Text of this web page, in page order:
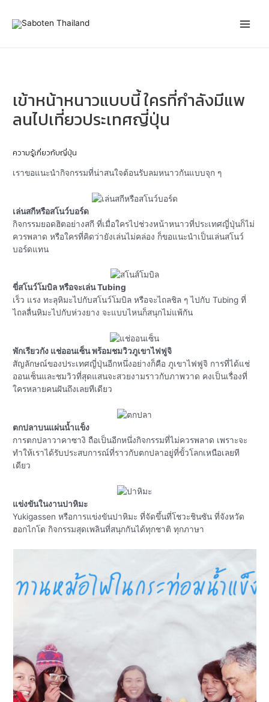
content
เข้าหน้าหนาวแบบนี้ ใครที่กำลังมีแพ
ลนไปเที่ยวประเทศญี่ปุ่น
ความรู้เกี่ยวกับญี่ปุ่น
เราขอแนะนำกิจกรรมที่น่าสนใจต้อนรับลมหนาวกันแบบจุก ๆ
เล่นสกีหรือสโนว์บอร์ด
กิจกรรมยอดฮิตอย่างสกี ที่เมื่อใครไปช่วงหน้าหนาวที่ประเทศญี่ปุ่นก็ไม่
ควรพลาด หรือใครที่คิดว่ายังเล่นไม่คล่อง ก็ขอแนะนำเป็นเล่นสโนว์
บอร์ดแทน
ขี่สโนว์โมบิล หรือจะเล่น Tubing
เร็ว แรง ทะลุหิมะไปกับสโนว์โมบิล หรือจะไถลชิล ๆ ไปกับ Tubing ที่
ไถลลื่นหิมะไปกับห่วงยาง จะแบบไหนก็สนุกไม่แพ้กัน
พักเรียวกัง แช่ออนเซ็น พร้อมชมวิวภูเขาไฟฟูจิ
สัญลักษณ์ของประเทศญี่ปุ่นอีกหนึ่งอย่างก็คือ ภูเขาไฟฟูจิ การที่ได้แช่
ออนเซ็นและชมวิวที่สุดแสนจะสวยงามราวกับภาพวาด คงเป็นเรื่องที่
ใครหลายคนฝันถึงเลยทีเดียว
ตกปลาบนแผ่นน้ำแข็ง
การตกปลาวาคาซางิ ถือเป็นอีกหนึ่งกิจกรรมที่ไม่ควรพลาด เพราะจะ
ทำให้เราได้รับประสบการณ์ที่ราวกับตกปลาอยู่ที่ขั้วโลกเหนือเลยที
เดียว
แข่งขันในงานปาหิมะ
Yukigassen หรือการแข่งขันปาหิมะ ที่จัดขึ้นที่โชวะชินซัน ที่จังหวัด
ฮอกไกโด กิจกรรมสุดเพลินที่สนุกกันได้ทุกชาติ ทุกภาษา
navigation